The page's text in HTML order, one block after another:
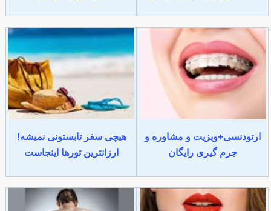
ارتودنسی+ویزیت و مشاوره و
جرم گیری رایگان
هیچی سفر تابستونی نمیشه!
ارزانترین تورها اینجاست